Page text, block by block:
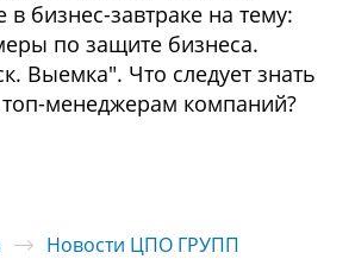
в бизнес-завтраке на тему:
по защите бизнеса.
Выемка". Что следует знать
менеджерам компаний?
Новости ЦПО ГРУПП